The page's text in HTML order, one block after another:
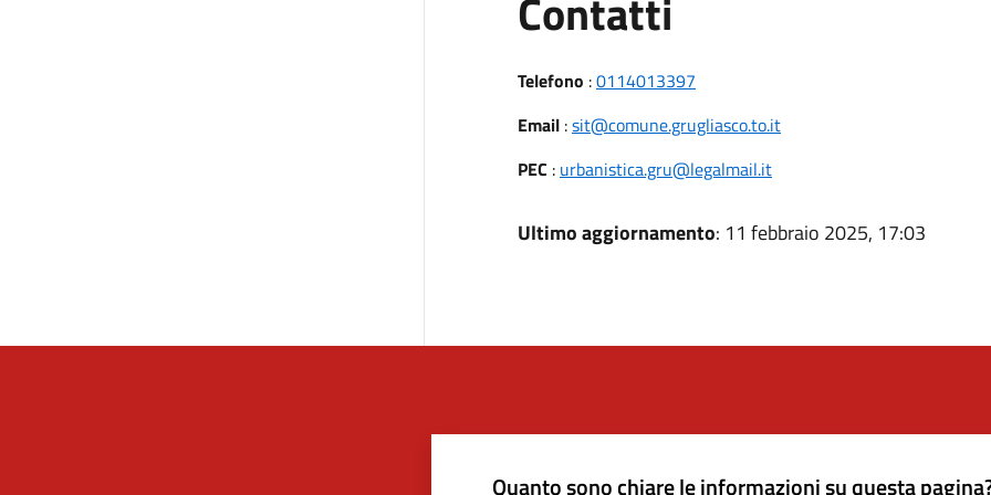
Contatti
Telefono :0114013397
Email:sit@comune.grugliasco.to.it
PEC : urbanistica.gru@legalmail.it
Ultimo aggiornamento: 11 febbraio 2025, 17:03
Quanto sono chiare le informazioni su questa